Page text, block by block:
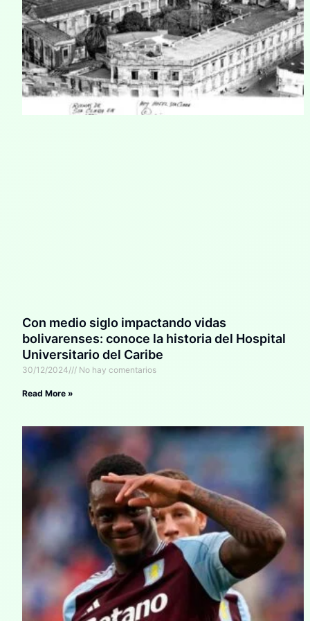
Con medio siglo impactando vidas
bolivarenses: conoce la historia del Hospital
Universitario del Caribe
30/12/2024 No hay comentarios
Read More »